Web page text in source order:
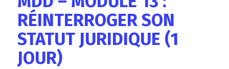
RÉINTERROGER SON
STATUT JURIDIQUE (1
JOUR)